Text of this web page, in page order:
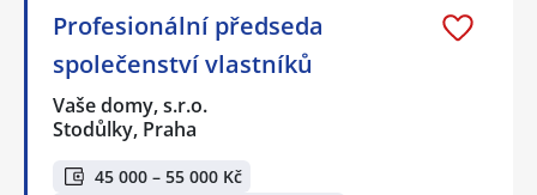
Profesionální předseda
společenství vlastníků
Vaše domy, s.r.o.
Stodůlky, Praha
45 000 – 55 000 Kč